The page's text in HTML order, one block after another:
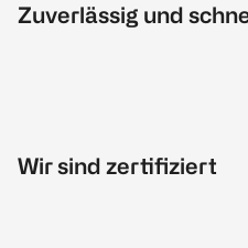
Zuverlässig und
Wir sind zertifiziert